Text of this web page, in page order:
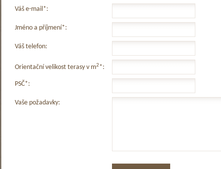
Váš e-mail*:
Jméno a příjmení*:
Váš telefon:
Orientační velikost terasy v m2*:
PSČ*:
Vaše požadavky: